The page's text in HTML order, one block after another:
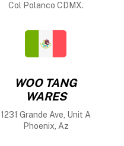
Col Polanco CDMX.
WOO TANG
WARES
1231 Grande Ave, Unit A
Phoenix, Az